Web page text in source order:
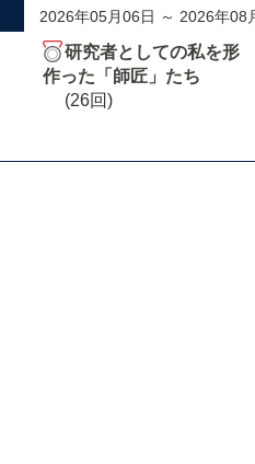
2026年05月06日 ～ 2026年08
研究者としての私を形
作った「師匠」たち
(26回)